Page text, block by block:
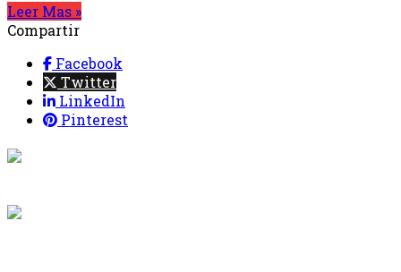
Leer Mas »
Compartir
Facebook
Twitter
LinkedIn
Pinterest